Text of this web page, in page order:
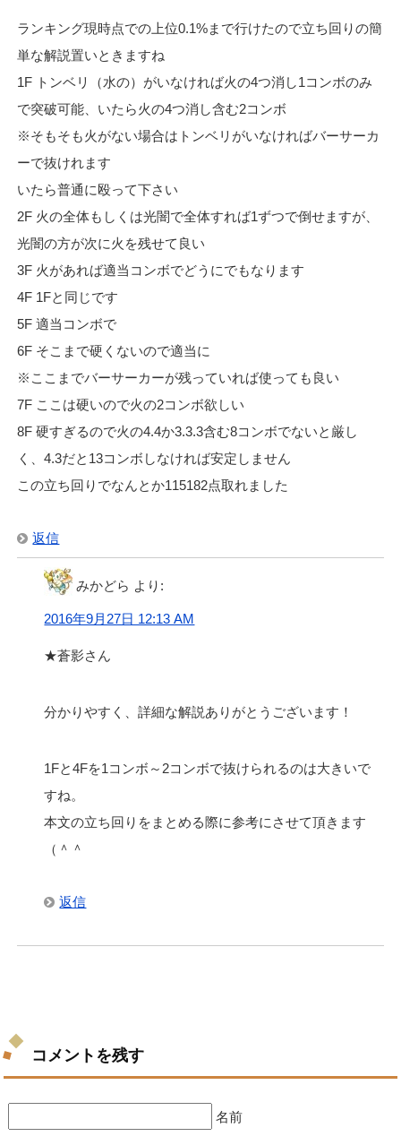
ランキング現時点での上位0.1%まで行けたので立ち回りの簡
単な解説置いときますね
1F トンベリ（水の）がいなければ火の4つ消し1コンボのみ
で突破可能、いたら火の4つ消し含む2コンボ
※そもそも火がない場合はトンベリがいなければバーサーカ
ーで抜けれます
いたら普通に殴って下さい
2F 火の全体もしくは光闇で全体すれば1ずつで倒せますが、
光闇の方が次に火を残せて良い
3F 火があれば適当コンボでどうにでもなります
4F 1Fと同じです
5F 適当コンボで
6F そこまで硬くないので適当に
※ここまでバーサーカーが残っていれば使っても良い
7F ここは硬いので火の2コンボ欲しい
8F 硬すぎるので火の4.4か3.3.3含む8コンボでないと厳し
く、4.3だと13コンボしなければ安定しません
この立ち回りでなんとか115182点取れました
返信
みかどら より:
2016年9月27日 12:13 AM
★蒼影さん
分かりやすく、詳細な解説ありがとうございます！
1Fと4Fを1コンボ～2コンボで抜けられるのは大きいで
すね。
本文の立ち回りをまとめる際に参考にさせて頂きます
（＾＾
返信
コメントを残す
名前